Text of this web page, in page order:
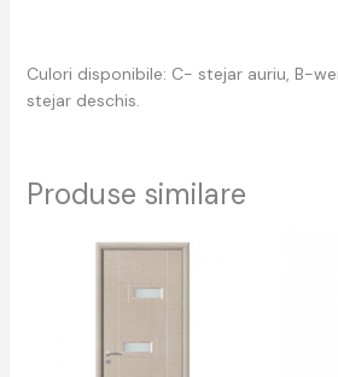
Culori disponibile: C- stejar auriu, B-
stejar deschis.
Produse similare